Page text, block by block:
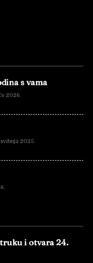
s vama
2026.
svibnja 2025.
i otvara 24.